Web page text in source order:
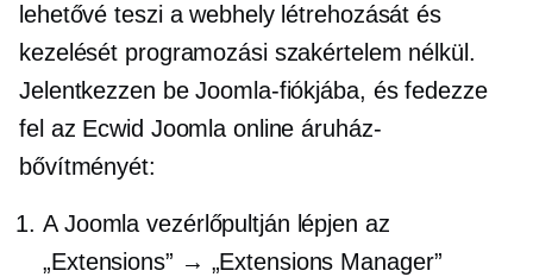
lehetővé teszi a webhely létrehozását és
kezelését programozási szakértelem nélkül.
Jelentkezzen be Joomla-fiókjába, és fedezze
fel az Ecwid Joomla online áruház-
bővítményét:
A Joomla vezérlőpultján lépjen az
„Extensions” → „Extensions Manager”